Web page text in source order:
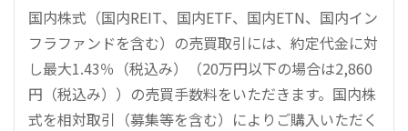
国内株式（国内REIT、国内ETF、国内ETN、国内イン
フラファンドを含む）の売買取引には、約定代金に対
し最大1.43％（税込み）（20万円以下の場合は2,860
円（税込み））の売買手数料をいただきます。国内株
式を相対取引（募集等を含む）によりご購入いただく